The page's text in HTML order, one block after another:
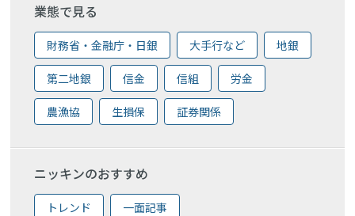
業態で見る
財務省・金融庁・日銀 大手行など 地銀
第二地銀 信金 信組 労金
農漁協 生損保 証券関係
ニッキンのおすすめ
トレンド 一面記事